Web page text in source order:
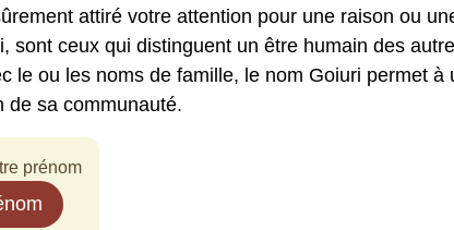
attiré votre attention pour une raison ou
sont ceux qui distinguent un être humain des
le ou les noms de famille, le nom Goiuri permet à
de sa communauté.
prénom